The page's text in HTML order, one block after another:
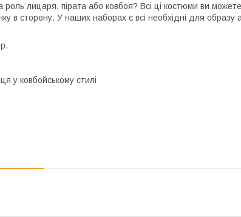
лицаря, пірата або ковбоя? Всі ці костюми ви
в сторону. У наших наборах є всі необхідні для образу
у ковбойському стилі